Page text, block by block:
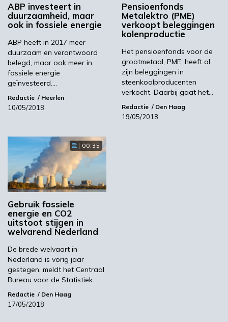
Volgende
Urgendadoelen in 2020 waarschijnlijk gehaald
Meest gelezen
YPACK project gestart in Spanje
ABP investeert in
duurzaamheid, maar
ook in fossiele energie
ABP heeft in 2017 meer
duurzaam en verantwoord
belegd, maar ook meer in
fossiele energie
geïnvesteerd.…
Redactie Heerlen
10/05/2018
Pensioenfonds
Metalektro (PME)
verkoopt beleggingen
kolenproductie
Het pensioenfonds voor de
grootmetaal, PME, heeft al
zijn beleggingen in
steenkoolproducenten
verkocht. Daarbij gaat het…
Redactie Den Haag
19/05/2018
00:35
Gebruik fossiele
energie en CO2
uitstoot stijgen in
welvarend Nederland
De brede welvaart in
Nederland is vorig jaar
gestegen, meldt het Centraal
Bureau voor de Statistiek…
Redactie Den Haag
17/05/2018